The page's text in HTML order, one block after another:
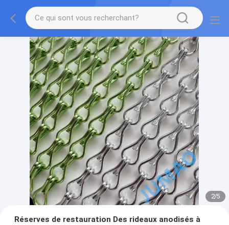
2/5
Réserves de restauration Des rideaux anodisés à